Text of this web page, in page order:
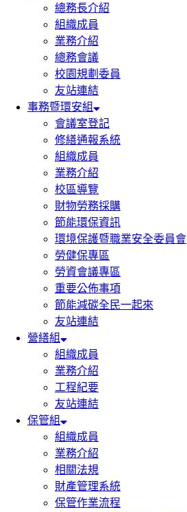
總務長介紹
組織成員
業務介紹
總務會議
校園規劃委員
友站連結
事務暨環安組
會議室登記
修繕通報系統
組織成員
業務介紹
校區導覽
財物勞務採購
節能環保資訊
環境保護暨職業安全委員會
勞健保專區
勞資會議專區
重要公佈事項
節能減碳全民一起來
友站連結
營繕組
組織成員
業務介紹
工程紀要
友站連結
保管組
組織成員
業務介紹
相關法規
財產管理系統
保管作業流程